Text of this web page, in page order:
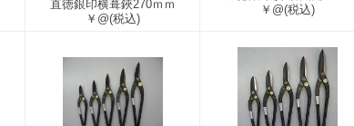
直徳銀印横葺鋏270ｍｍ
￥@(税込)
￥@(税込)